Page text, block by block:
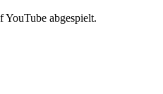
abgespielt.